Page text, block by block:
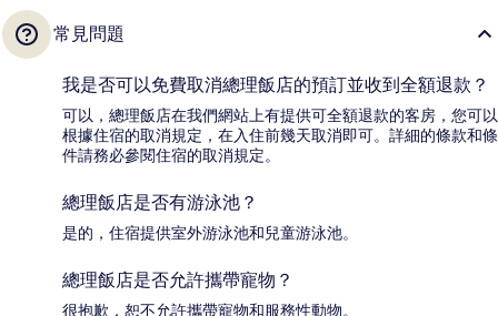
常見問題
我是否可以免費取消總理飯店的預訂並收到全額退款？
可以，總理飯店在我們網站上有提供可全額退款的客房，您可以
根據住宿的取消規定，在入住前幾天取消即可。詳細的條款和條
件請務必參閱住宿的取消規定。
總理飯店是否有游泳池？
是的，住宿提供室外游泳池和兒童游泳池。
總理飯店是否允許攜帶寵物？
很抱歉，恕不允許攜帶寵物和服務性動物。